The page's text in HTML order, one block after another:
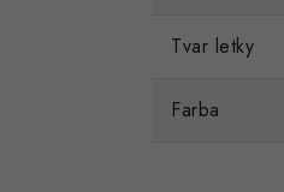
Tvar letky
Farba